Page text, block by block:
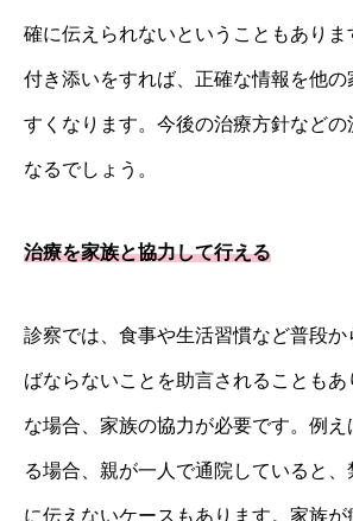
確に伝えられないということもあり
付き添いをすれば、正確な情報を他
すくなります。今後の治療方針などの
なるでしょう。
治療を家族と協力して行える
診察では、食事や生活習慣など普段
ばならないことを助言されることもあ
な場合、家族の協力が必要です。例
る場合、親が一人で通院していると
に伝えないケースもあります。家族が